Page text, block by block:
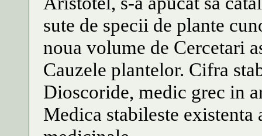
sute de specii de plante
noua volume de Cercetari
Cauzele plantelor. Cifra
Dioscoride, medic grec in
Medica stabileste existenta